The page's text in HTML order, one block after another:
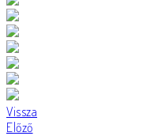
Vissza
Előző